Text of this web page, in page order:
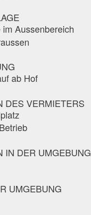
Aussenbereich
ab Hof
DES VERMIETERS
IN DER UMGEBUNG
UMGEBUNG